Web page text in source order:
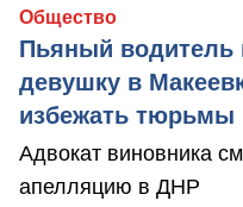
Общество
Пьяный водитель
девушку в
избежать тюрьмы
Адвокат виновника
апелляцию в ДНР